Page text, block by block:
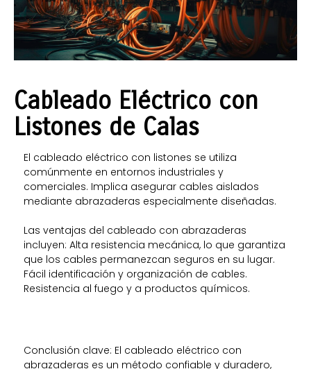
Cableado Eléctrico con
Listones de Calas
El cableado eléctrico con listones se utiliza
comúnmente en entornos industriales y
comerciales. Implica asegurar cables aislados
mediante abrazaderas especialmente diseñadas.
Las ventajas del cableado con abrazaderas
incluyen: Alta resistencia mecánica, lo que garantiza
que los cables permanezcan seguros en su lugar.
Fácil identificación y organización de cables.
Resistencia al fuego y a productos químicos.
Conclusión clave: El cableado eléctrico con
abrazaderas es un método confiable y duradero,